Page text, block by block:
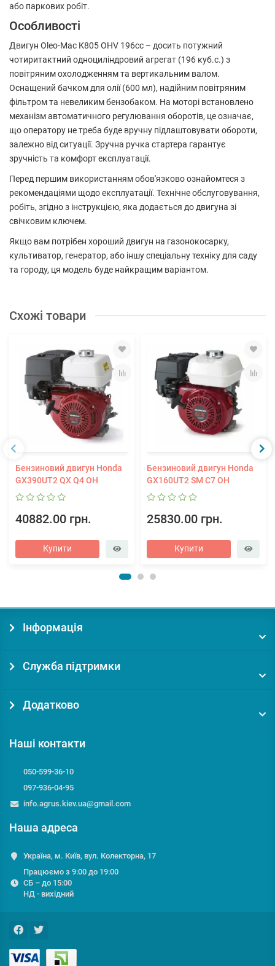
або паркових робіт.
Особливості
Двигун Oleo-Mac К805 OHV 196сс – досить потужний
чотиритактний одноциліндровий агрегат (196 куб.с.) з
повітряним охолодженням та вертикальним валом.
Оснащений бачком для олії (600 мл), надійним повітряним
фільтром та невеликим бензобаком. На моторі встановлено
механізм автоматичного регулювання оборотів, це означає,
що оператору не треба буде вручну підлаштовувати обороти,
залежно від ситуації. Зручна ручка стартера гарантує
зручність та комфорт експлуатації.
Перед першим використанням обов'язково ознайомтеся з
рекомендаціями щодо експлуатації. Технічне обслуговування,
робіть, згідно з інструкцією, яка додається до двигуна зі
свічковим ключем.
Якщо вам потрібен хороший двигун на газонокосарку,
культиватор, генератор, або іншу спеціальну техніку для саду
та городу, ця модель буде найкращим варіантом.
Схожі товари
Бензиновий двигун Honda
GX390UT2 QX Q4 OH
40882.00 грн.
Купити
Бензиновий двигун Honda
GX160UT2 SM C7 OH
25830.00 грн.
Купити
Інформація
Служба підтримки
Додатково
Наші контакти
050-599-36-10
097-936-04-95
info.agrus.kiev.ua@gmail.com
Наша адреса
Україна, м. Київ, вул. Колекторна, 17
Працюємо з 9:00 до 19:00
СБ – до 15:00
НД - вихідний